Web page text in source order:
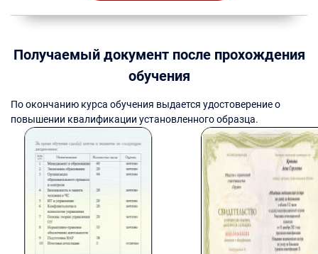
Получаемый документ после прохождения
обучения
По окончанию курса обучения выдается удостоверение о
повышении квалификации установленного образца.